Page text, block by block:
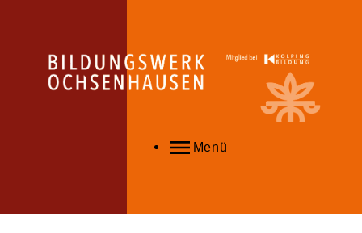
Menü